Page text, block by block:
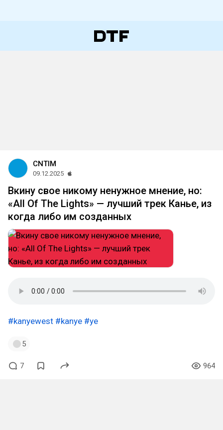
CNTIM
09.12.2025
Вкину свое никому ненужное мнение, но:
«All Of The Lights» — лучший трек Канье, из
когда либо им созданных
#kanyewest #kanye #ye
5
7 964